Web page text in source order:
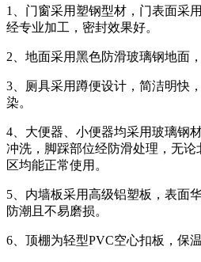
1、门窗采用塑钢型材，门表面采
经专业加工，密封效果好。
2、地面采用黑色防滑玻璃钢地面
3、厕具采用蹲便设计，简洁明快
染。
4、大便器、小便器均采用玻璃钢
冲洗，脚踩部位经防滑处理，无
区均能正常使用。
5、内墙板采用高级铝塑板，表面
防潮且不易磨损。
6、顶棚为轻型PVC空心扣板，保